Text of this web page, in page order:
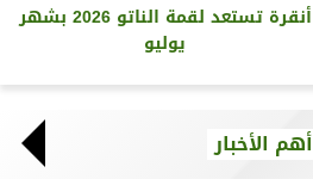
أنقرة تستعد لقمة الناتو 2026 بشهر
يوليو
أهم الأخبار